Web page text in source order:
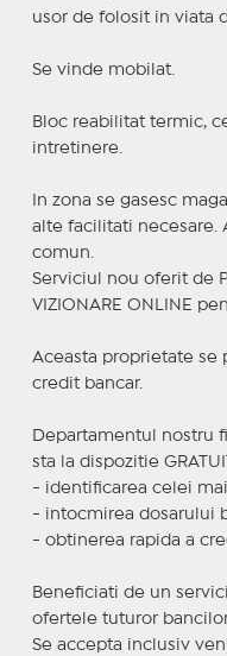
usor de folosit in viata
Se vinde mobilat.
Bloc reabilitat termic,
intretinere.
In zona se gasesc
alte facilitati necesare.
comun.
Serviciul nou oferit de
VIZIONARE ONLINE
Aceasta proprietate se
credit bancar.
Departamentul nostru
sta la dispozitie
- identificarea celei
- intocmirea dosarului
- obtinerea rapida a
Beneficiati de un
ofertele tuturor
Se accepta inclusiv